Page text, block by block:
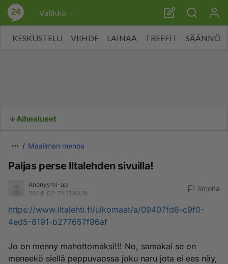
Valikko
KESKUSTELU VIIHDE LAINAA TREFFIT SÄÄNNÖT
Aihealueet
Maailman menoa
Paljas perse Iltalehden sivuilla!
Anonyymi-ap
2024-02-27 11:53:15
Ilmoita
https://www.iltalehti.fi/ulkomaat/a/09407fd6-c9f0-
4ed5-8191-b277657f96af
Jo on menny mahottomaksi!!! No, samakai se on
meneekö siellä peppuvaossa joku naru jota ei ees näy,